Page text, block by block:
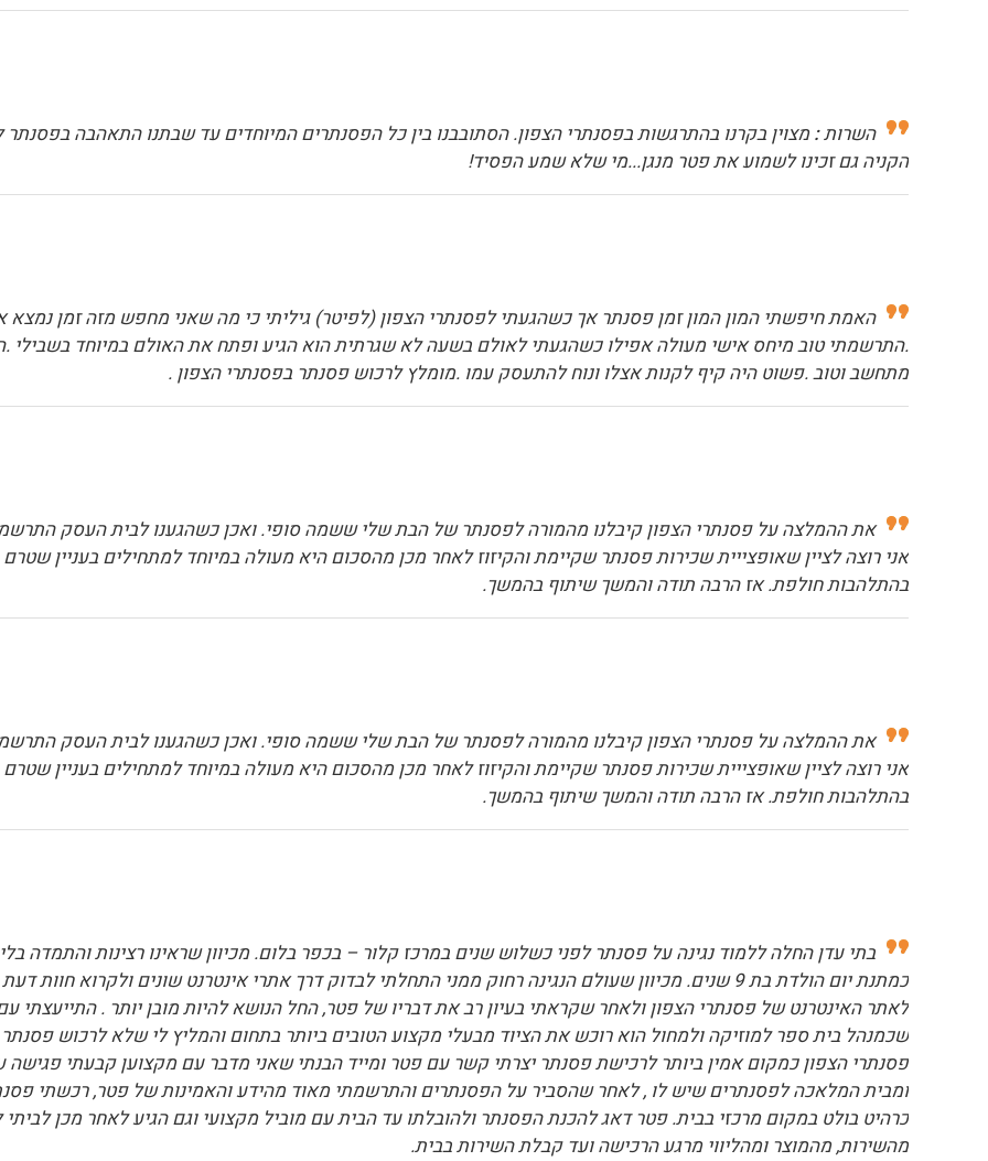
השרות:מצוין בקרנו בהתרגשות בפסנתרי הצפון. הסתובבנו בין כל הפסנתרים המיוחדים עד שבתנו התאהבה בפסנתר
הקניה גם זכינו לשמוע את פטר מנגן...מי שלא שמע הפסיד!
האמת חיפשתי המון המון זמן פסנתר אך כשהגעתי לפסנתרי הצפון (לפיטר) גיליתי כי מה שאני מחפש מזה זמן
.התרשמתי טוב מיחס אישי מעולה אפילו כשהגעתי לאולם בשעה לא שגרתית הוא הגיע ופתח את האולם במיוחד בשבילי
מתחשב וטוב .פשוט היה קיף לקנות אצלו ונוח להתעסק עמו .מומלץ לרכוש פסנתר בפסנתרי הצפון .
את ההמלצה על פסנתרי הצפון קיבלנו מהמורה לפסנתר של הבת שלי ששמה סופי. ואכן כשהגענו לבית העסק
אני רוצה לציין שאופצייית שכירות פסנתר שקיימת והקיזוז לאחר מכן מהסכום היא מעולה במיוחד למתחילים בעניין
בהתלהבות חולפת. אז הרבה תודה והמשך שיתוף בהמשך.
את ההמלצה על פסנתרי הצפון קיבלנו מהמורה לפסנתר של הבת שלי ששמה סופי. ואכן כשהגענו לבית העסק
אני רוצה לציין שאופצייית שכירות פסנתר שקיימת והקיזוז לאחר מכן מהסכום היא מעולה במיוחד למתחילים בעניין
בהתלהבות חולפת. אז הרבה תודה והמשך שיתוף בהמשך.
בתי עדן החלה ללמוד נגינה על פסנתר לפני כשלוש שנים במרכז קלור – בכפר בלום. מכיוון שראינו רצינות והתמדה
כמתנת יום הולדת בת 9 שנים. מכיוון שעולם הנגינה רחוק ממני התחלתי לבדוק דרך אתרי אינטרנט שונים
לאתר האינטרנט של פסנתרי הצפון ולאחר שקראתי בעיון רב את דבריו של פטר, החל הנושא להיות מובן יותר . התייעצתי
שכמנהל בית ספר למוזיקה ולמחול הוא רוכש את הציוד מבעלי מקצוע הטובים ביותר בתחום והמליץ לי שלא לרכוש
פסנתרי הצפון כמקום אמין ביותר לרכישת פסנתר יצרתי קשר עם פטר ומייד הבנתי שאני מדבר עם מקצוען קבעתי
ומבית המלאכה לפסנתרים שיש לו , לאחר שהסביר על הפסנתרים והתרשמתי מאוד מהידע והאמינות של פטר, רכשתי
כרהיט בולט במקום מרכזי בבית. פטר דאג להכנת הפסנתר ולהובלתו עד הבית עם מוביל מקצועי וגם הגיע לאחר מכן
מהשירות, מהמוצר ומהליווי מרגע הרכישה ועד קבלת השירות בבית.